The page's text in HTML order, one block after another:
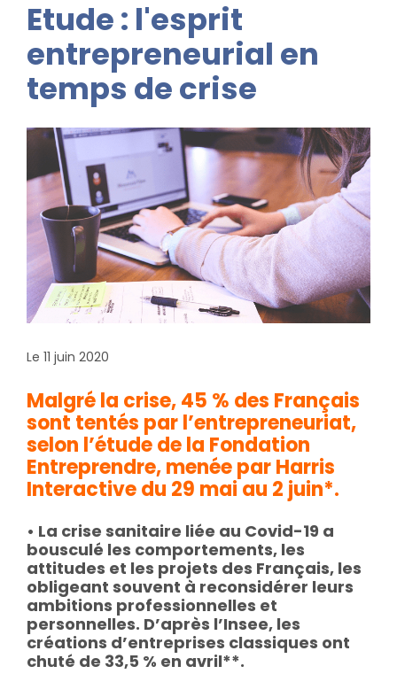
Etude : l'esprit
entrepreneurial en
temps de crise
Le 11 juin 2020
Malgré la crise, 45 % des Français
sont tentés par l’entrepreneuriat,
selon l’étude de la Fondation
Entreprendre, menée par Harris
Interactive du 29 mai au 2 juin*.
• La crise sanitaire liée au Covid-19 a
bousculé les comportements, les
attitudes et les projets des Français, les
obligeant souvent à reconsidérer leurs
ambitions professionnelles et
personnelles. D’après l’Insee, les
créations d’entreprises classiques ont
chuté de 33,5 % en avril**.